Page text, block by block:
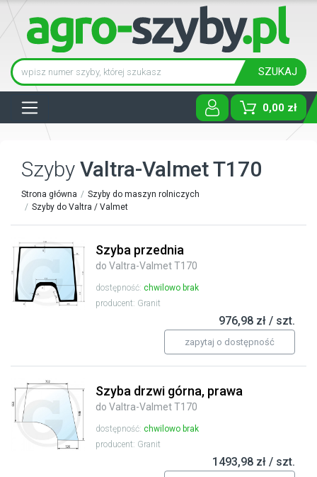
SZUKAJ
0,00 zł
Szyby Valtra-Valmet T170
Strona główna
Szyby do maszyn rolniczych
Szyby do Valtra / Valmet
Szyba przednia
do Valtra-Valmet T170
dostępność: chwilowo brak
producent: Granit
976,98 zł / szt.
zapytaj o dostępność
Szyba drzwi górna, prawa
do Valtra-Valmet T170
dostępność: chwilowo brak
producent: Granit
1493,98 zł / szt.